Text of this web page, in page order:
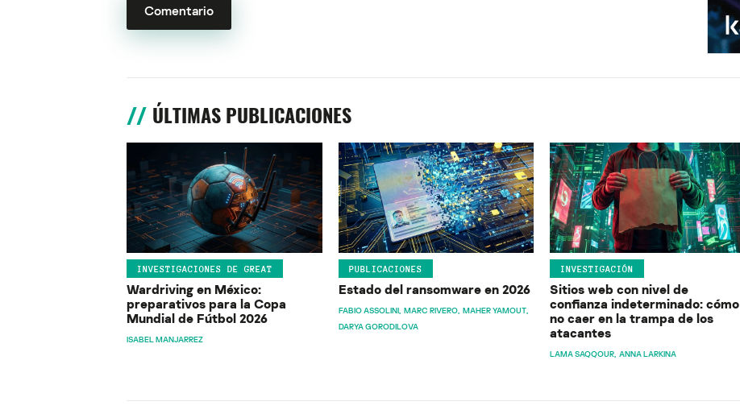
ÚLTIMAS PUBLICACIONES
INVESTIGACIONES DE GREAT
Wardriving en México:
preparativos para la Copa
Mundial de Fútbol 2026
ISABEL MANJARREZ
PUBLICACIONES
Estado del ransomware en 2026
FABIO ASSOLINI MARC RIVERO MAHER YAMOUT
DARYA GORODILOVA
INVESTIGACIÓN
Sitios web con nivel de
confianza indeterminado: cómo
no caer en la trampa de los
atacantes
LAMA SAQQOUR ANNA LARKINA